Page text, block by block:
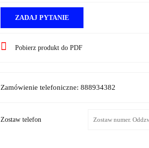
ZADAJ PYTANIE
Pobierz produkt do PDF
Zamówienie telefoniczne: 888934382
Zostaw telefon